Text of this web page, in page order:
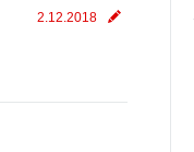
2.12.2018